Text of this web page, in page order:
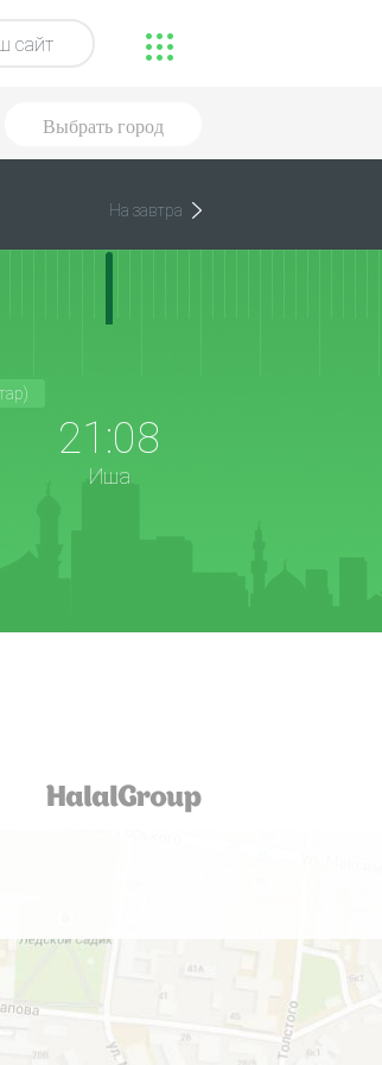
сайт
Выбрать город
На завтра
21:08
Иша